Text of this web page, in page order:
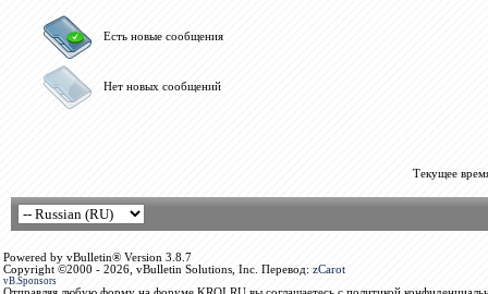
Есть новые сообщения
Нет новых сообщений
Текущее
Powered by vBulletin® Version 3.8.7
Copyright ©2000 - 2026, vBulletin Solutions, Inc. Перевод: zCarot
vB.Sponsors